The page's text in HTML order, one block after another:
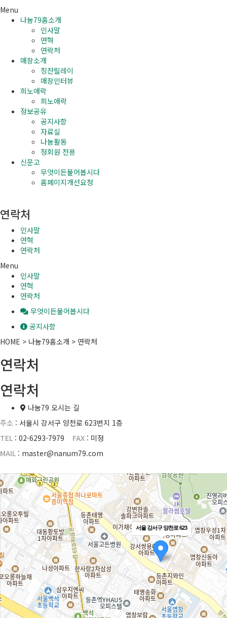
Menu
나눔79홈소개
인사말
연혁
연락처
매장소개
칭찬릴레이
매장인터뷰
희노애락
희노애락
정보공유
공지사항
자료실
나눔활동
정회원 전용
신문고
무엇이든물어봅시다
홈페이지개선요청
연락처
인사말
연혁
연락처
Menu
인사말
연혁
연락처
무엇이든물어봅시다
공지사항
HOME > 나눔79홈소개 > 연락처
연락처
연락처
나눔79 오시는 길
주소 : 서울시 강서구 양천로 623번지 1층
TEL : 02-6293-7979 FAX : 미정
MAIL : master@nanum79.com
서울 강서구 양천로 623